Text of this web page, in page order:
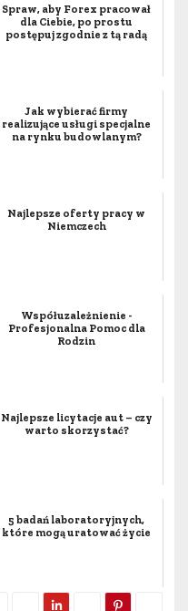
Spraw, aby Forex pracował
dla Ciebie, po prostu
postępuj zgodnie z tą radą
Jak wybierać firmy
realizujące usługi specjalne
na rynku budowlanym?
Najlepsze oferty pracy w
Niemczech
Współuzależnienie -
Profesjonalna Pomoc dla
Rodzin
Najlepsze licytacje aut – czy
warto skorzystać?
5 badań laboratoryjnych,
które mogą uratować życie